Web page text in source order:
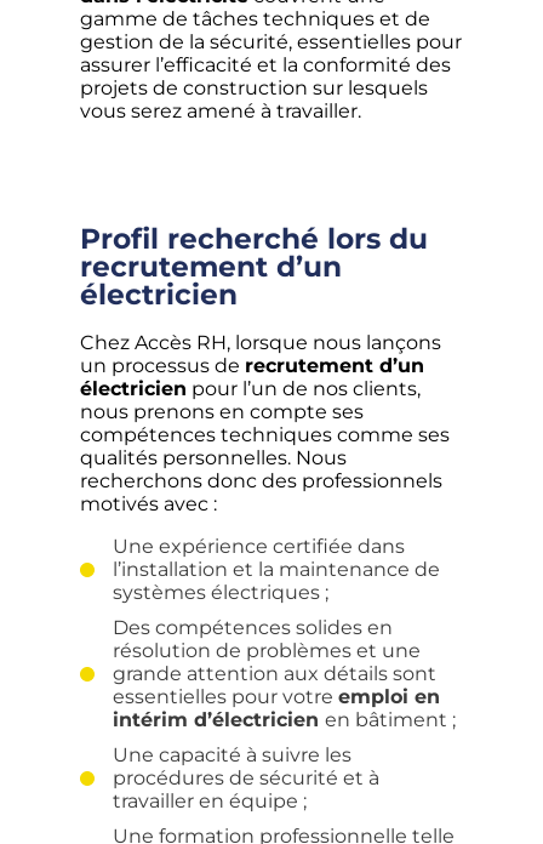
gamme de tâches techniques et de
gestion de la sécurité, essentielles pour
assurer l’efficacité et la conformité des
projets de construction sur lesquels
vous serez amené à travailler.
Profil recherché lors du
recrutement d’un
électricien
Chez Accès RH, lorsque nous lançons
un processus de recrutement d’un
électricien pour l’un de nos clients,
nous prenons en compte ses
compétences techniques comme ses
qualités personnelles. Nous
recherchons donc des professionnels
motivés avec :
Une expérience certifiée dans
l’installation et la maintenance de
systèmes électriques ;
Des compétences solides en
résolution de problèmes et une
grande attention aux détails sont
essentielles pour votre emploi en
intérim d’électricien en bâtiment ;
Une capacité à suivre les
procédures de sécurité et à
travailler en équipe ;
Une formation professionnelle telle